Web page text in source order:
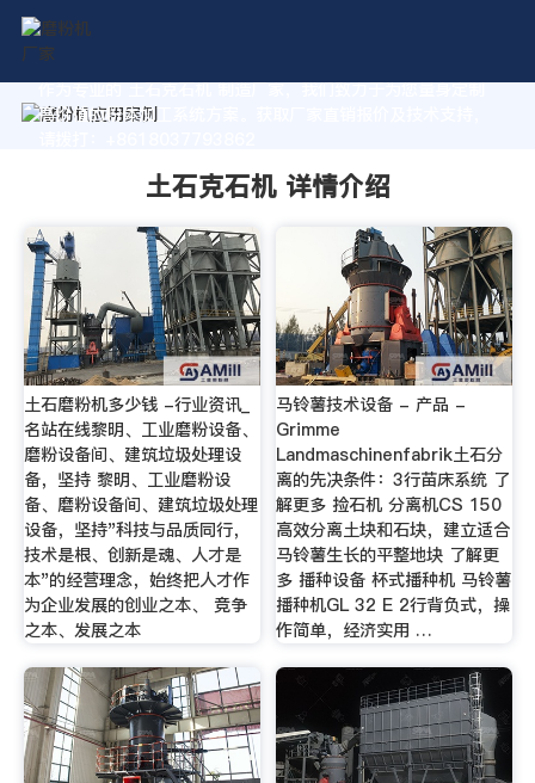
作为专业的 土石克石机 制造厂家，我们致力于为您量身定制
高价值的粉体加工系统方案。获取厂家直销报价及技术支持，
土石克石机 详情介绍
土石磨粉机多少钱 -行业资讯_
名站在线黎明、工业磨粉设备、
磨粉设备间、建筑垃圾处理设
备，坚持 黎明、工业磨粉设
备、磨粉设备间、建筑垃圾处理
设备，坚持"科技与品质同行，
技术是根、创新是魂、人才是
本"的经营理念，始终把人才作
为企业发展的创业之本、 竞争
之本、发展之本
马铃薯技术设备 - 产品 -
Grimme
Landmaschinenfabrik土石分
离的先决条件：3行苗床系统 了
解更多 捡石机 分离机CS 150
高效分离土块和石块，建立适合
马铃薯生长的平整地块 了解更
多 播种设备 杯式播种机 马铃薯
播种机GL 32 E 2行背负式，操
作简单，经济实用 …